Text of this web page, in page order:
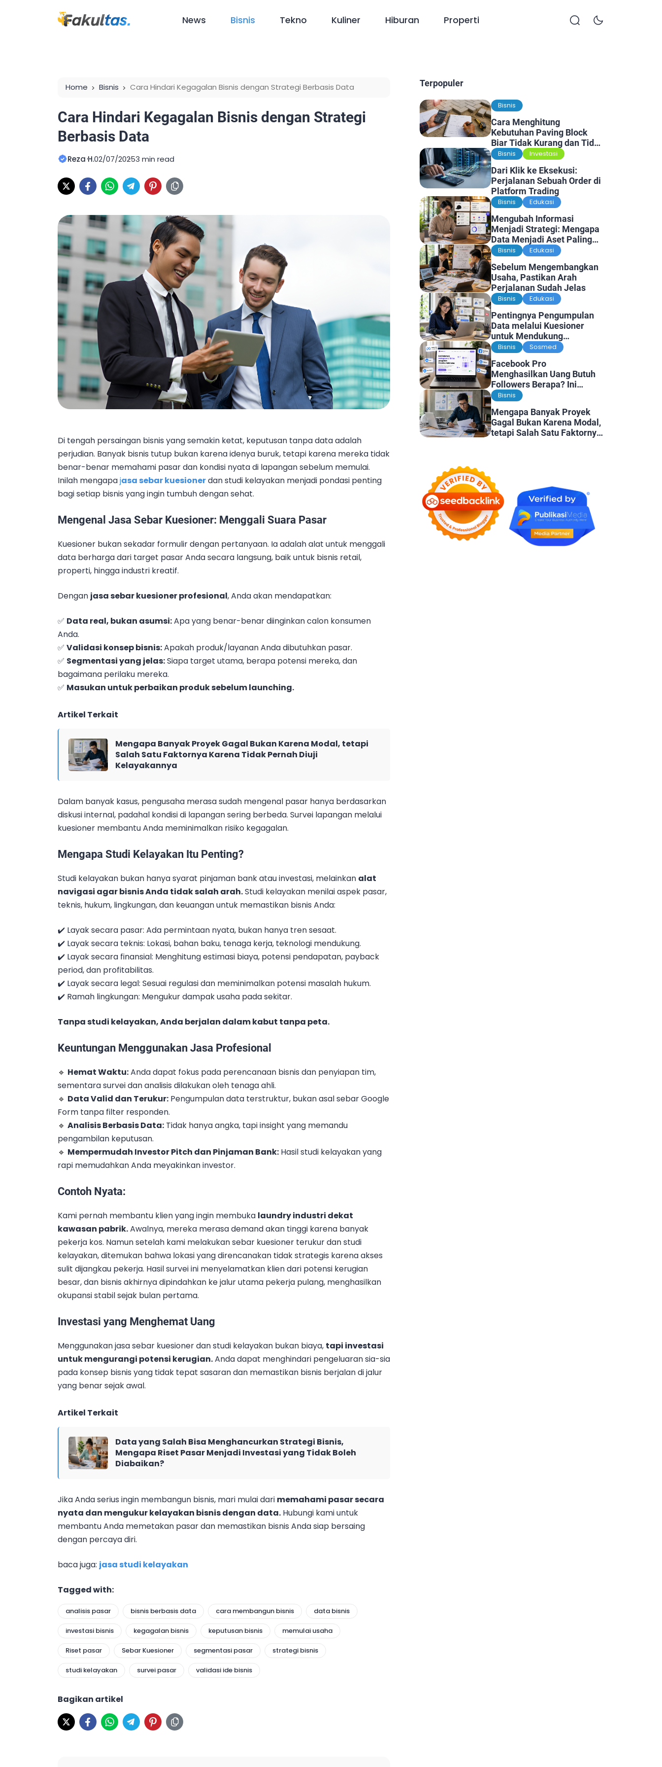
News Bisnis Tekno Kuliner Hiburan Properti
Home Bisnis Cara Hindari Kegagalan Bisnis dengan Strategi Berbasis Data
Cara Hindari Kegagalan Bisnis dengan Strategi
Berbasis Data
Reza H.02/07/20253 min read
Di tengah persaingan bisnis yang semakin ketat, keputusan tanpa data adalah
perjudian. Banyak bisnis tutup bukan karena idenya buruk, tetapi karena mereka tidak
benar-benar memahami pasar dan kondisi nyata di lapangan sebelum memulai.
Inilah mengapajasa sebar kuesionerdan studi kelayakan menjadi pondasi penting
bagi setiap bisnis yang ingin tumbuh dengan sehat.
Mengenal Jasa Sebar Kuesioner: Menggali Suara Pasar
Kuesioner bukan sekadar formulir dengan pertanyaan. Ia adalah alat untuk menggali
data berharga dari target pasar Anda secara langsung, baik untuk bisnis retail,
properti, hingga industri kreatif.
Dengan jasa sebar kuesioner profesional, Anda akan mendapatkan:
✅ Data real, bukan asumsi:Apa yang benar-benar diinginkan calon konsumen
Anda.
✅ Validasi konsep bisnis:Apakah produk/layanan Anda dibutuhkan pasar.
✅ Segmentasi yang jelas:Siapa target utama, berapa potensi mereka, dan
bagaimana perilaku mereka.
✅ Masukan untuk perbaikan produk sebelum launching.
Artikel Terkait
Mengapa Banyak Proyek Gagal Bukan Karena Modal, tetapi
Salah Satu Faktornya Karena Tidak Pernah Diuji
Kelayakannya
Dalam banyak kasus, pengusaha merasa sudah mengenal pasar hanya berdasarkan
diskusi internal, padahal kondisi di lapangan sering berbeda. Survei lapangan melalui
kuesioner membantu Anda meminimalkan risiko kegagalan.
Mengapa Studi Kelayakan Itu Penting?
Studi kelayakan bukan hanya syarat pinjaman bank atau investasi, melainkan alat
navigasi agar bisnis Anda tidak salah arah.Studi kelayakan menilai aspek pasar,
teknis, hukum, lingkungan, dan keuangan untuk memastikan bisnis Anda:
✔️ Layak secara pasar: Ada permintaan nyata, bukan hanya tren sesaat.
✔️ Layak secara teknis: Lokasi, bahan baku, tenaga kerja, teknologi mendukung.
✔️ Layak secara finansial: Menghitung estimasi biaya, potensi pendapatan, payback
period, dan profitabilitas.
✔️ Layak secara legal: Sesuai regulasi dan meminimalkan potensi masalah hukum.
✔️ Ramah lingkungan: Mengukur dampak usaha pada sekitar.
Tanpa studi kelayakan, Anda berjalan dalam kabut tanpa peta.
Keuntungan Menggunakan Jasa Profesional
🔹 Hemat Waktu:Anda dapat fokus pada perencanaan bisnis dan penyiapan tim,
sementara survei dan analisis dilakukan oleh tenaga ahli.
🔹 Data Valid dan Terukur: Pengumpulan data terstruktur, bukan asal sebar Google
Form tanpa filter responden.
🔹 Analisis Berbasis Data: Tidak hanya angka, tapi insight yang memandu
pengambilan keputusan.
🔹 Mempermudah Investor Pitch dan Pinjaman Bank: Hasil studi kelayakan yang
rapi memudahkan Anda meyakinkan investor.
Contoh Nyata:
Kami pernah membantu klien yang ingin membuka laundry industri dekat
kawasan pabrik.Awalnya, mereka merasa demand akan tinggi karena banyak
pekerja kos. Namun setelah kami melakukan sebar kuesioner terukur dan studi
kelayakan, ditemukan bahwa lokasi yang direncanakan tidak strategis karena akses
sulit dijangkau pekerja. Hasil survei ini menyelamatkan klien dari potensi kerugian
besar, dan bisnis akhirnya dipindahkan ke jalur utama pekerja pulang, menghasilkan
okupansi stabil sejak bulan pertama.
Investasi yang Menghemat Uang
Menggunakan jasa sebar kuesioner dan studi kelayakan bukan biaya, tapi investasi
untuk mengurangi potensi kerugian.Anda dapat menghindari pengeluaran sia-sia
pada konsep bisnis yang tidak tepat sasaran dan memastikan bisnis berjalan di jalur
yang benar sejak awal.
Artikel Terkait
Data yang Salah Bisa Menghancurkan Strategi Bisnis,
Mengapa Riset Pasar Menjadi Investasi yang Tidak Boleh
Diabaikan?
Jika Anda serius ingin membangun bisnis, mari mulai dari memahami pasar secara
nyata dan mengukur kelayakan bisnis dengan data. Hubungi kami untuk
membantu Anda memetakan pasar dan memastikan bisnis Anda siap bersaing
dengan percaya diri.
baca juga: jasa studi kelayakan
Tagged with:
analisis pasar bisnis berbasis data cara membangun bisnis data bisnis
investasi bisnis kegagalan bisnis keputusan bisnis memulai usaha
Riset pasar Sebar Kuesioner segmentasi pasar strategi bisnis
studi kelayakan survei pasar validasi ide bisnis
Bagikan artikel
Terpopuler
Bisnis
Cara Menghitung
Kebutuhan Paving Block
Biar Tidak Kurang dan Tidak
Kelebihan
Bisnis Investasi
Dari Klik ke Eksekusi:
Perjalanan Sebuah Order di
Platform Trading
Bisnis Edukasi
Mengubah Informasi
Menjadi Strategi: Mengapa
Data Menjadi Aset Paling
Berharga di Era Digital
Bisnis Edukasi
Sebelum Mengembangkan
Usaha, Pastikan Arah
Perjalanan Sudah Jelas
Bisnis Edukasi
Pentingnya Pengumpulan
Data melalui Kuesioner
untuk Mendukung
Penelitian dan Pengambilan
Bisnis Sosmed
Facebook Pro
Menghasilkan Uang Butuh
Followers Berapa? Ini
Faktanya
Bisnis
Mengapa Banyak Proyek
Gagal Bukan Karena Modal,
tetapi Salah Satu Faktornya